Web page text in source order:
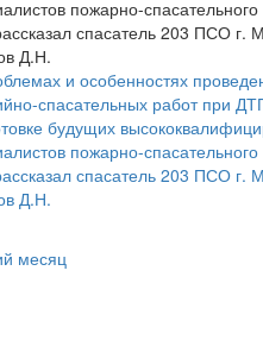
и особенностях
спасательных работ при
будущих
пожарно-
спасатель 203 ПСО г.
Д.Н.
месяц